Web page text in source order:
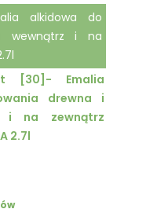
alkidowa do
wewnątrz i na
[30]- Emalia
drewna i
i na zewnątrz
2.7l